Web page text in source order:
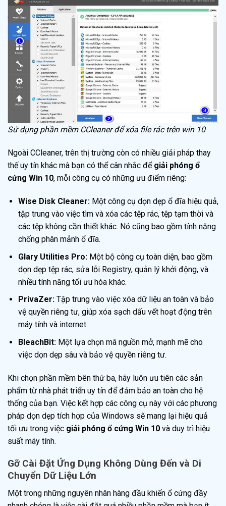
Sử dụng phần mềm CCleaner để xóa file rác trên win 10
Ngoài CCleaner, trên thị trường còn có nhiều giải pháp thay
thế uy tín khác mà bạn có thể cân nhắc để giải phóng ổ
cứng Win 10, mỗi công cụ có những ưu điểm riêng:
Wise Disk Cleaner:Một công cụ dọn dẹp ổ đĩa hiệu quả,
tập trung vào việc tìm và xóa các tệp rác, tệp tạm thời và
các tệp không cần thiết khác. Nó cũng bao gồm tính năng
chống phân mảnh ổ đĩa.
Glary Utilities Pro:Một bộ công cụ toàn diện, bao gồm
dọn dẹp tệp rác, sửa lỗi Registry, quản lý khởi động, và
nhiều tính năng tối ưu hóa khác.
PrivaZer:Tập trung vào việc xóa dữ liệu an toàn và bảo
vệ quyền riêng tư, giúp xóa sạch dấu vết hoạt động trên
máy tính và internet.
BleachBit:Một lựa chọn mã nguồn mở, mạnh mẽ cho
việc dọn dẹp sâu và bảo vệ quyền riêng tư.
Khi chọn phần mềm bên thứ ba, hãy luôn ưu tiên các sản
phẩm từ nhà phát triển uy tín để đảm bảo an toàn cho hệ
thống của bạn. Việc kết hợp các công cụ này với các phương
pháp dọn dẹp tích hợp của Windows sẽ mang lại hiệu quả
tối ưu trong việc giải phóng ổ cứng Win 10 và duy trì hiệu
suất máy tính.
Gỡ Cài Đặt Ứng Dụng Không Dùng Đến và Di
Chuyển Dữ Liệu Lớn
Một trong những nguyên nhân hàng đầu khiến ổ cứng đầy